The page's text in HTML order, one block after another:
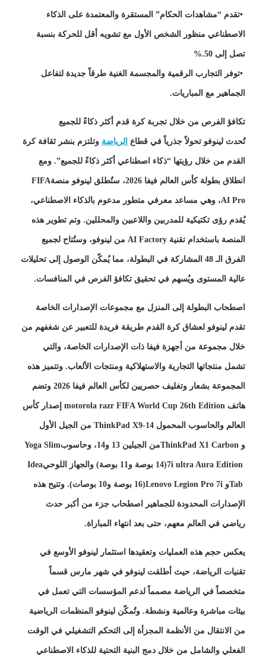
•تقدم “مشاهدات الحكام” المستقرة والمعتمدة على الذكاء
الاصطناعي منظور الشخص الأول مع تشويه أقل للحركة بنسبة
تصل إلى 50
%.
•توفر التجارب الرقمية والمجسمة الغنية طرقاً جديدة لتفاعل
الجماهير مع المباريات.
تكافؤ الفرص من خلال تجربة كرة قدم أكثر ذكاءً للجميع
تُحدث لينوفو تحولاً جذرياً في قطاع الرياضة وتلتزم بنشر ثقافة كرة
القدم من خلال رؤيتها “ذكاء اصطناعي أكثر ذكاءً للجميع”. ومع
انطلاق بطولة كأس العالم فيفا 2026، ستُطلق لينوفو منصةFIFA
AI Pro، وهي مساعد معرفي متطور مدعوم بالذكاء الاصطناعي،
يُقدم رؤى تكتيكية للمدربين واللاعبين والمحللين. وتم تطوير هذه
المنصة باستخدام تقنية AI Factory من لينوفو، وستُتاح لجميع
الفرق الـ 48 المشاركة في البطولة، مما يُمكّن الوصول إلى تحليلات
عالية المستوى ويُسهم في تحقيق تكافؤ الفرص في المنافسات.
اصطحاب البطولة إلى المنزل مع مجموعات الإصدارات الخاصة
تقدم لينوفو لعشاق كرة القدم طريقة فريدة للتعبير عن شغفهم من
خلال مجموعة من أجهزة فيفا ذات الإصدارات الخاصة، والتي
تشمل منتجاتها التجارية والاستهلاكية ومنتجات الألعاب. وتتميز هذه
المجموعة بشعار وتغليف حصريين لكأس العالم فيفا 2026 وتضم
هاتف motorola razr FIFA World Cup 26th Edition إصدار كأس
العالم والحاسوب المحمول ThinkPad X9-14 من الجيل الأول
و ThinkPad X1 Carbonمن الجيلين 13 و14، وحاسوبYoga Slim
7i ultra Aura Edition
(14 بوصة و11 بوصة) والجهاز اللوحيIdea
Tabو Lenovo Legion Pro 7i
(16 بوصة و10 بوصات). وتتيح هذه
الإصدارات المحدودة للجماهير اصطحاب جزء من أكبر حدث
رياضي في العالم معهم، حتى بعد انتهاء المباراة.
يعكس حجم هذه العمليات وتعقيدها استثمار لينوفو الأوسع في
تقنيات الرياضة، حيث أطلقت لينوفو في شهر مارس قسماً
متخصصاً في الرياضة مصمماً لدعم المؤسسات التي تعمل في
بيئات مباشرة وعالمية ونشطة. وتُمكّن لينوفو المنظمات الرياضية
من الانتقال من الأنظمة المجزأة إلى التحكم التشغيلي في الوقت
الفعلي والشامل من خلال دمج البنية التحتية للذكاء الاصطناعي